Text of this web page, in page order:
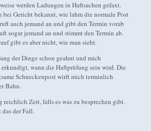
werden Ladungen in Haftsachen gefaxt.
bei Gericht bekannt, wie lahm die normale Post
auch jemand an und gibt den Termin vorab
sogar jemand an und stimmt den Termin ab.
gibt es aber nicht, wie man sieht.
der Dinge schon geahnt und mich
wann die Haftprüfung sein wird. Die
Schneckenpost wirft mich terminlich
Bahn.
reichlich Zeit, falls es was zu besprechen gibt.
der Fall.